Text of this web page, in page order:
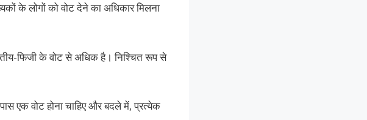
के लोगों को वोट देने का अधिकार मिलना
फिजी के वोट से अधिक है। निश्चित रूप से
एक वोट होना चाहिए और बदले में, प्रत्येक